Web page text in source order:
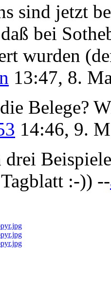
sind jetzt
bei
wurden
13:47, 8.
Belege?
14:46, 9.
drei
:-)) --